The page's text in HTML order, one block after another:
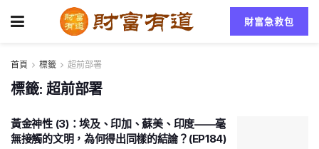
財富急救包
首頁 標籤 超前部署
標籤:超前部署
黃金神性 (3)：埃及、印加、蘇美、印度——毫
無接觸的文明，為何得出同樣的結論？(EP184)